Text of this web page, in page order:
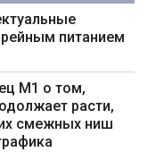
питанием
M1 о том,
расти,
смежных ниш